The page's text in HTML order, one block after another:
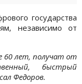
государства
независимо от
60 лет, получат от
быстрый
Федоров.